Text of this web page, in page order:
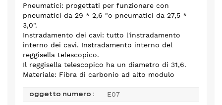
Pneumatici: progettati per funzionare con
pneumatici da 29 * 2,6 "o pneumatici da 27,5 *
3,0".
Instradamento dei cavi: tutto l'instradamento
interno dei cavi. Instradamento interno del
reggisella telescopico.
Il reggisella telescopico ha un diametro di 31,6.
Materiale: Fibra di carbonio ad alto modulo
oggetto numero : E07